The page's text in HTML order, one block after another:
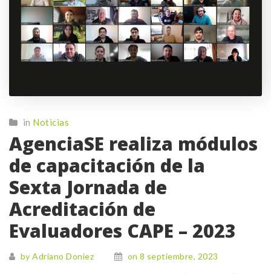
in Noticias
AgenciaSE realiza módulos
de capacitación de la
Sexta Jornada de
Acreditación de
Evaluadores CAPE – 2023
by Adriano Doniez on 8 septiembre, 2023